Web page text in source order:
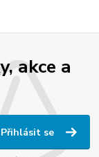
akce a
Přihlásit se